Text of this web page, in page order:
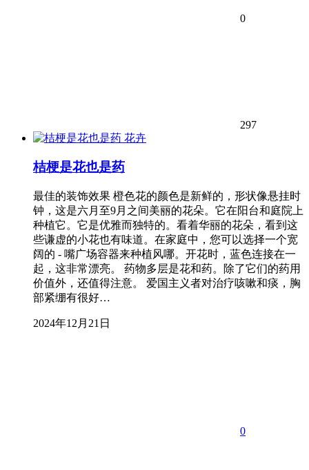
0
297
花卉
桔梗是花也是药
最佳的装饰效果 橙色花的颜色是新鲜的，形状像悬挂时
钟，这是六月至9月之间美丽的花朵。它在阳台和庭院上
种植它。它是优雅而独特的。看着华丽的花朵，看到这
些谦虚的小花也有味道。在家庭中，您可以选择一个宽
阔的 - 嘴广场容器来种植风哪。开花时，蓝色连接在一
起，这非常漂亮。 药物多层是花和药。除了它们的药用
价值外，还值得注意。 爱国主义者对治疗咳嗽和痰，胸
部紧绷有很好…
2024年12月21日
0